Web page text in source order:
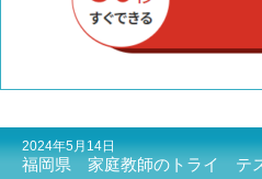
2024年5月14日
福岡県 家庭教師のトライ テ